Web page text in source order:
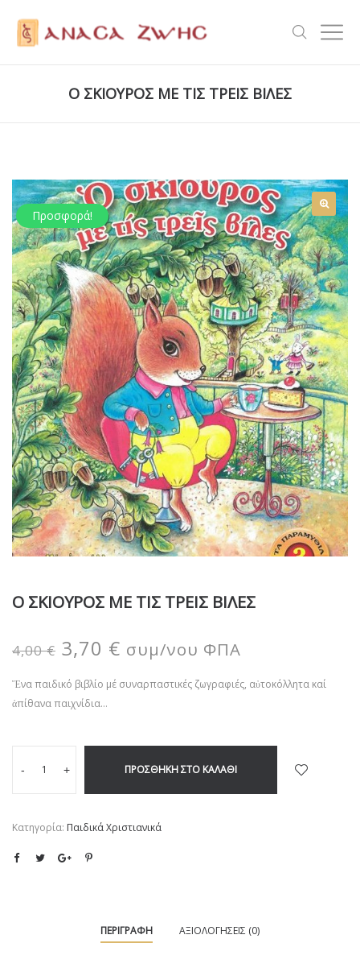
Ο ΣΚΙΟΥΡΟΣ ΜΕ ΤΙΣ ΤΡΕΙΣ ΒΙΛΕΣ
Προσφορά!
Ο ΣΚΙΟΥΡΟΣ ΜΕ ΤΙΣ ΤΡΕΙΣ ΒΙΛΕΣ
4,00€ 3,70 € συμ/νου ΦΠΑ
Ἕνα παιδικό βιβλίο μέ συναρπαστικές ζωγραφιές, αὐτοκόλλητα καί
ἀπίθανα παιχνίδια…
- + ΠΡΟΣΘΉΚΗ ΣΤΟ ΚΑΛΆΘΙ
Κατηγορία: Παιδικά Χριστιανικά
ΠΕΡΙΓΡΑΦΉ ΑΞΙΟΛΟΓΉΣΕΙΣ (0)